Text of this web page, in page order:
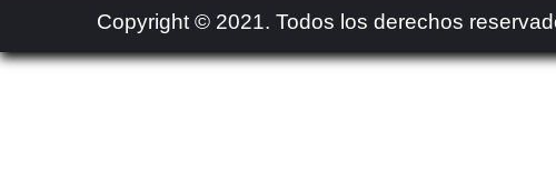
Copyright © 2021. Todos los derechos